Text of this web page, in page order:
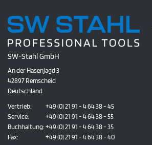
SW-Stahl GmbH
An der Hasenjagd 3
42897 Remscheid
Deutschland
Vertrieb:
+49 (0) 21 91 - 4 64 38 - 45
Service:
+49 (0) 21 91 - 4 64 38 - 55
Buchhaltung: +49 (0) 21 91 - 4 64 38 - 35
Fax:
+49 (0) 21 91 - 4 64 38 - 40